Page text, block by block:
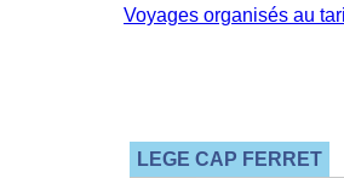
LEGE CAP FERRET